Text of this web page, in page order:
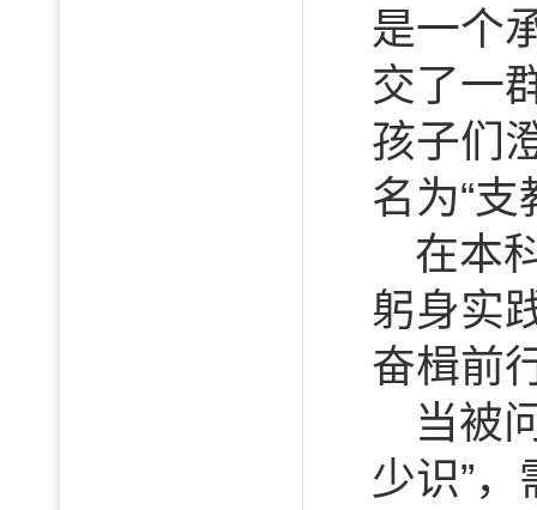
是一个
交了一
孩子们
名为“支
在本
躬身实
奋楫前
当被
少识”